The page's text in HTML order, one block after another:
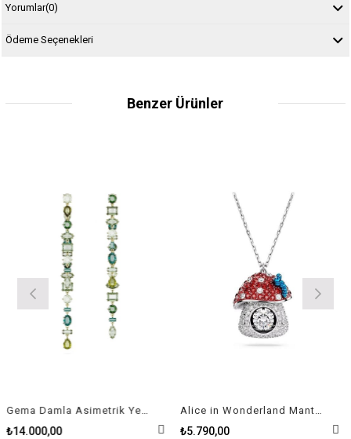
Yorumlar(0)
Ödeme Seçenekleri
Benzer Ürünler
Gema Damla Asimetrik Yeşil Kadın Küpe
₺14.000,00
Alice in Wonderland Mantar, Kırmızı, Rodyum Kaplama Kolye
₺5.790,00